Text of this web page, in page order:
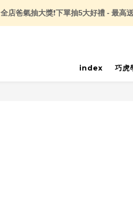
index 巧虎
全店爸氣抽大獎❗下單抽5大好禮 - 最高